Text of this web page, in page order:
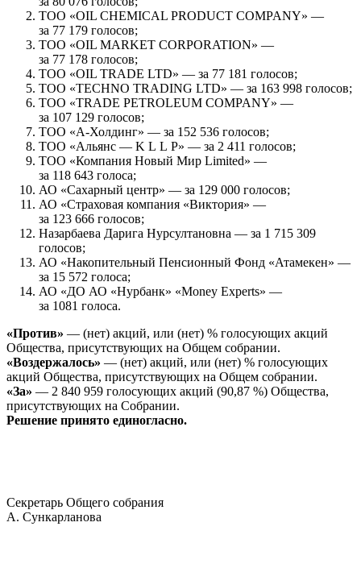
ТОО «OIL CHEMICAL PRODUCT COMPANY» —
за 77 179 голосов;
ТОО «OIL MARKET CORPORATION» —
за 77 178 голосов;
ТОО «OIL TRADE LTD» — за 77 181 голосов;
ТОО «TECHNO TRADING LTD» — за 163 998 голосов;
ТОО «TRADE PETROLEUM COMPANY» —
за 107 129 голосов;
ТОО «А-Холдинг» — за 152 536 голосов;
ТОО «Альянс — K L L P» — за 2 411 голосов;
ТОО «Компания Новый Мир Limited» —
за 118 643 голоса;
АО «Сахарный центр» — за 129 000 голосов;
АО «Страховая компания «Виктория» —
за 123 666 голосов;
Назарбаева Дарига Нурсултановна — за 1 715 309
голосов;
АО «Накопительный Пенсионный Фонд «Атамекен» —
за 15 572 голоса;
АО «ДО АО «Нурбанк» «Money Experts» —
за 1081 голоса.
«Против» — (нет) акций, или (нет) % голосующих акций
Общества, присутствующих на Общем собрании.
«Воздержалось» — (нет) акций, или (нет) % голосующих
акций Общества, присутствующих на Общем собрании.
«За» — 2 840 959 голосующих акций (90,87 %) Общества,
присутствующих на Собрании.
Решение принято единогласно.
Секретарь Общего собрания
А. Сункарланова